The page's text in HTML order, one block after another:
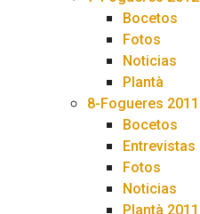
Bocetos
Fotos
Noticias
Plantà
8-Fogueres 2011
Bocetos
Entrevistas
Fotos
Noticias
Plantà 2011